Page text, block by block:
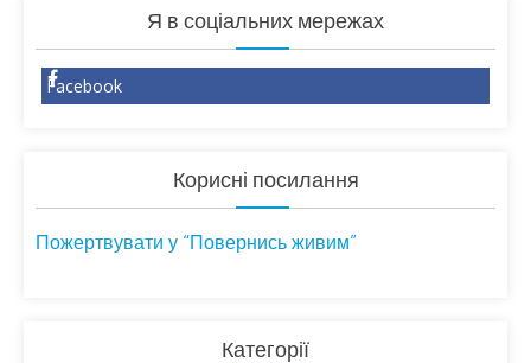
Я в соціальних мережах
Facebook
Корисні посилання
Пожертвувати у “Повернись живим”
Категорії